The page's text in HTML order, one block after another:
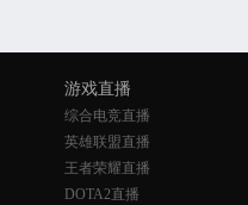
游戏直播
综合电竞直播
英雄联盟直播
王者荣耀直播
DOTA2直播